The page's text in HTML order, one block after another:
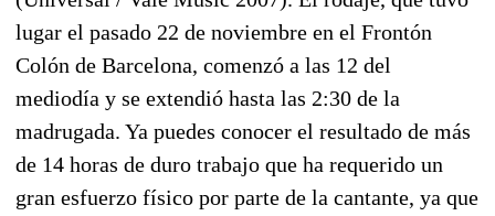
lugar el pasado 22 de noviembre en el Frontón
Colón de Barcelona, comenzó a las 12 del
mediodía y se extendió hasta las 2:30 de la
madrugada. Ya puedes conocer el resultado de más
de 14 horas de duro trabajo que ha requerido un
gran esfuerzo físico por parte de la cantante, ya que